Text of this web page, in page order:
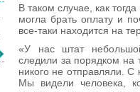
В таком случае, как
могла брать оплату и
все-таки находится на
«У нас штат
следили за порядком
никого не отправляли.
Мы видели человека,